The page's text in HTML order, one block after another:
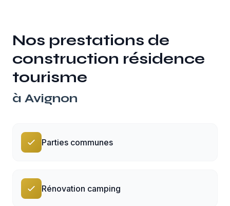
Nos prestations de
construction résidence
tourisme
à Avignon
Parties communes
Rénovation camping